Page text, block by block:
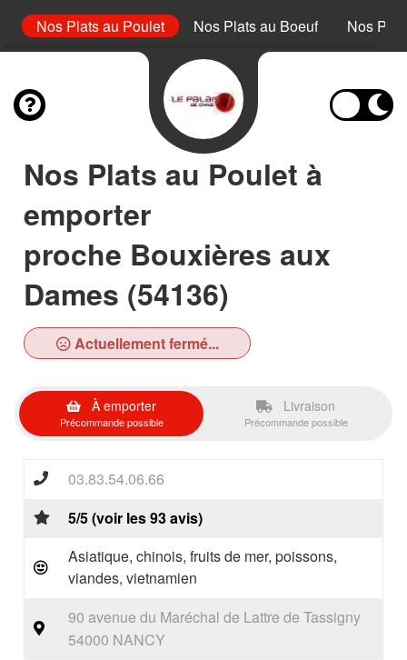
Nos Plats au Poulet Nos Plats au Boeuf Nos
Nos Plats au Poulet à
emporter
proche Bouxières aux
Dames (54136)
Actuellement fermé...
À emporter
Précommande possible
Livraison
Précommande possible
03.83.54.06.66
5/5 (voir les 93 avis)
Asiatique, chinois, fruits de mer, poissons,
viandes, vietnamien
90 avenue du Maréchal de Lattre de Tassigny
54000 NANCY